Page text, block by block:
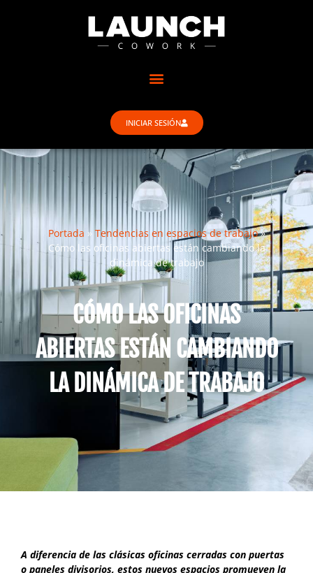
INICIAR SESIÓN
Portada » Tendencias en espacios de trabajo»
Cómo las oficinas abiertas están cambiando la
dinámica de trabajo
CÓMO LAS OFICINAS
ABIERTAS ESTÁN CAMBIANDO
LA DINÁMICA DE TRABAJO
A diferencia de las clásicas oficinas cerradas con puertas
o paneles divisorios, estos nuevos espacios promueven la